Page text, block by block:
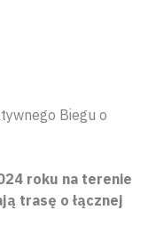
Biegu o
roku na terenie
trasę o łącznej